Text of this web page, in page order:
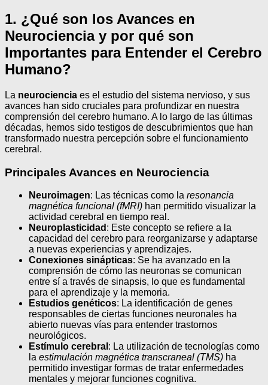
1. ¿Qué son los Avances en
Neurociencia y por qué son
Importantes para Entender el Cerebro
Humano?
La neurociencia es el estudio del sistema nervioso, y sus
avances han sido cruciales para profundizar en nuestra
comprensión del cerebro humano. A lo largo de las últimas
décadas, hemos sido testigos de descubrimientos que han
transformado nuestra percepción sobre el funcionamiento
cerebral.
Principales Avances en Neurociencia
Neuroimagen: Las técnicas como la resonancia
magnética funcional (fMRI) han permitido visualizar la
actividad cerebral en tiempo real.
Neuroplasticidad : Este concepto se refiere a la
capacidad del cerebro para reorganizarse y adaptarse
a nuevas experiencias y aprendizajes.
Conexiones sinápticas: Se ha avanzado en la
comprensión de cómo las neuronas se comunican
entre sí a través de sinapsis, lo que es fundamental
para el aprendizaje y la memoria.
Estudios genéticos: La identificación de genes
responsables de ciertas funciones neuronales ha
abierto nuevas vías para entender trastornos
neurológicos.
Estímulo cerebral : La utilización de tecnologías como
la estimulación magnética transcraneal (TMS) ha
permitido investigar formas de tratar enfermedades
mentales y mejorar funciones cognitiva.